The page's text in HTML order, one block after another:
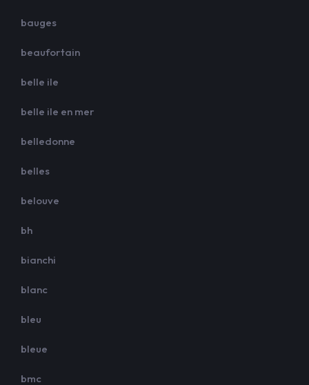
bauges
beaufortain
belle ile
belle ile en mer
belledonne
belles
belouve
bh
bianchi
blanc
bleu
bleue
bmc